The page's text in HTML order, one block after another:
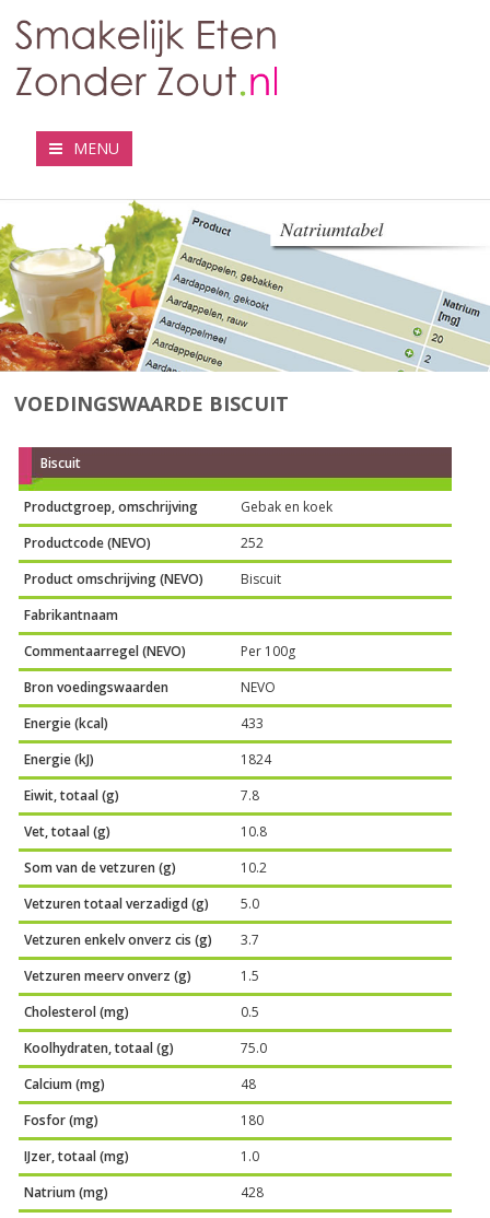
MENU
VOEDINGSWAARDE BISCUIT
Biscuit
Productgroep, omschrijving
Gebak en koek
Productcode (NEVO)
252
Product omschrijving (NEVO)
Biscuit
Fabrikantnaam
Commentaarregel (NEVO)
Per 100g
Bron voedingswaarden
NEVO
Energie (kcal)
433
Energie (kJ)
1824
Eiwit, totaal (g)
7.8
Vet, totaal (g)
10.8
Som van de vetzuren (g)
10.2
Vetzuren totaal verzadigd (g)
5.0
Vetzuren enkelv onverz cis (g)
3.7
Vetzuren meerv onverz (g)
1.5
Cholesterol (mg)
0.5
Koolhydraten, totaal (g)
75.0
Calcium (mg)
48
Fosfor (mg)
180
IJzer, totaal (mg)
1.0
Natrium (mg)
428